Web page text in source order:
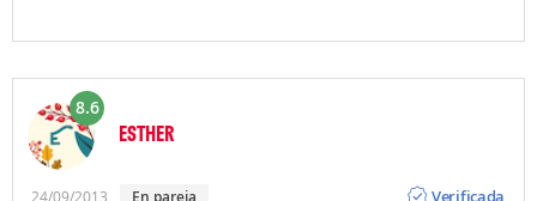
8.6
ESTHER
24/09/2013 En pareja
Verificada